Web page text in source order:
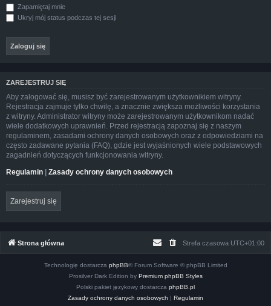
Zapamiętaj mnie
Ukryj mój status podczas tej sesji
ZAREJESTRUJ SIĘ
Aby zalogować się, musisz być zarejestrowanym użytkownikiem witryny.
Rejestracja zajmuje tylko chwilę, a znacznie zwiększa możliwości korzystania
z witryny. Administrator witryny może zarejestrowanym użytkownikom nadać
wiele dodatkowych uprawnień. Przed rejestracją zapoznaj się z naszym
regulaminem, zasadami ochrony danych osobowych oraz z odpowiedziami na
często zadawane pytania (FAQ), gdzie jest wyjaśnionych wiele podstawowych
zagadnień dotyczących funkcjonowania witryny.
Regulamin | Zasady ochrony danych osobowych
Zarejestruj się
Strona główna Strefa czasowa UTC+01:00
Technologię dostarcza phpBB® Forum Software © phpBB Limited
Prosilver Dark Edition by Premium phpBB Styles
Polski pakiet językowy dostarcza phpBB.pl
Zasady ochrony danych osobowych | Regulamin